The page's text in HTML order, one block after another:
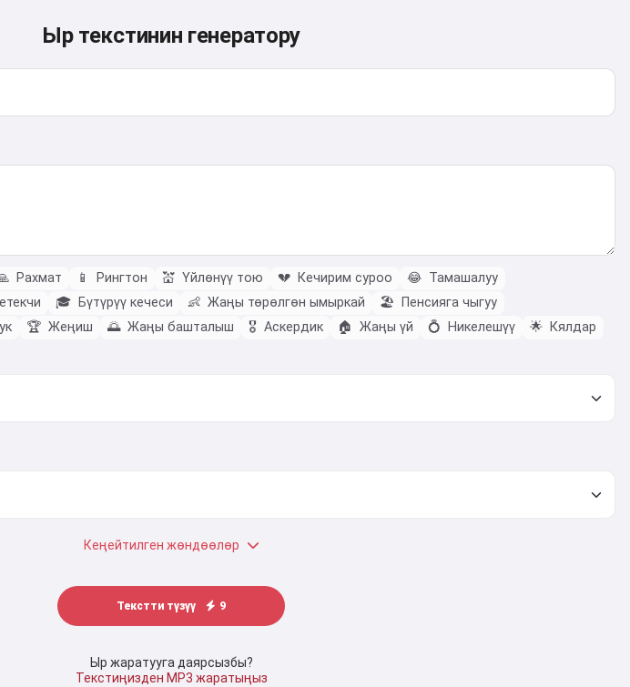
Ыр текстинин генератору
Рахмат 📱 Рингтон 💒 Үйлөнүү тою 💔 Кечирим суроо 😂 Тамашалуу
🎓 Бүтүрүү кечеси 👶 Жаңы төрөлгөн ымыркай 🏖️
Пенсияга чыгуу
🏆 Жеңиш 🌅 Жаңы башталыш 🎖️ Аскердик 🏠 Жаңы үй 💍 Никелешүү 🌟 Кялдар
Кеңейтилген жөндөөлөр
Текстти түзүү 9
Ыр жаратууга даярсызбы?
Текстиңизден MP3 жаратыңыз